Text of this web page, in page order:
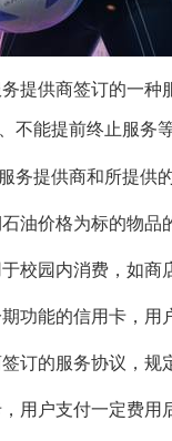
提供商签订的一种
不能提前终止服务
务提供商和所提供
油价格为标的物品
校园内消费，如商
功能的信用卡，用
订的服务协议，规
用户支付一定费用